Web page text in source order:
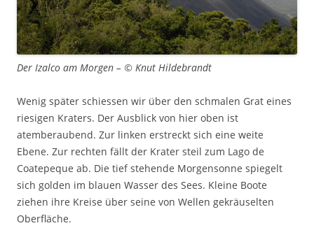
Der Izalco am Morgen – © Knut Hildebrandt
Wenig später schiessen wir über den schmalen Grat eines
riesigen Kraters. Der Ausblick von hier oben ist
atemberaubend. Zur linken erstreckt sich eine weite
Ebene. Zur rechten fällt der Krater steil zum Lago de
Coatepeque ab. Die tief stehende Morgensonne spiegelt
sich golden im blauen Wasser des Sees. Kleine Boote
ziehen ihre Kreise über seine von Wellen gekräuselten
Oberfläche.